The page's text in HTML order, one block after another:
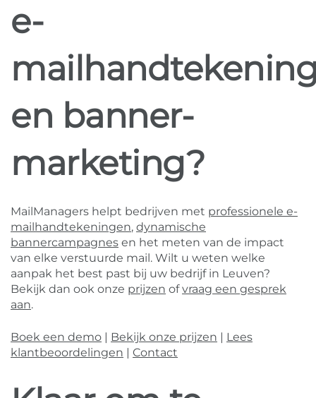
e-
en banner-
marketing?
MailManagers helpt bedrijven met professionele e-
mailhandtekeningen, dynamische
bannercampagnes en het meten van de impact
van elke verstuurde mail. Wilt u weten welke
aanpak het best past bij uw bedrijf in Leuven?
Bekijk dan ook onze prijzen ofvraag een gesprek
aan.
Boek een demo Bekijk onze prijzen
Lees
klantbeoordelingen
Contact